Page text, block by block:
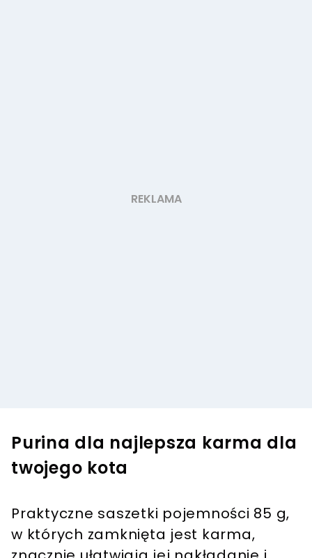
Purina dla najlepsza karma dla
twojego kota
Praktyczne saszetki pojemności 85 g,
w których zamknięta jest karma,